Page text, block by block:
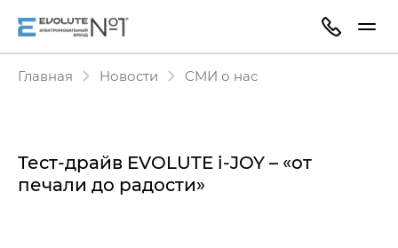
Главная Новости СМИ о нас
Тест-драйв EVOLUTE i‑JOY – «от
печали до радости»